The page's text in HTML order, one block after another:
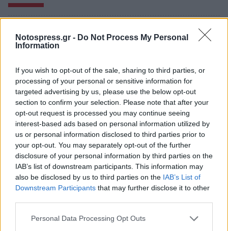
Notospress.gr - Do Not Process My Personal
Information
If you wish to opt-out of the sale, sharing to third parties, or
processing of your personal or sensitive information for
targeted advertising by us, please use the below opt-out
section to confirm your selection. Please note that after your
opt-out request is processed you may continue seeing
interest-based ads based on personal information utilized by
us or personal information disclosed to third parties prior to
your opt-out. You may separately opt-out of the further
disclosure of your personal information by third parties on the
IAB’s list of downstream participants. This information may
also be disclosed by us to third parties on the IAB’s List of
Downstream Participants that may further disclose it to other
Personal Data Processing Opt Outs
Mυστράς: Κανείς δεν πλησίαζε το μυστήριο
ξενοδοχείο που έκρυβε έναν νεκρό 90χρονο
για χρόνια